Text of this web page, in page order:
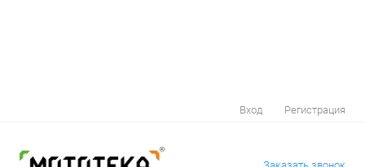
Вход Регистрация